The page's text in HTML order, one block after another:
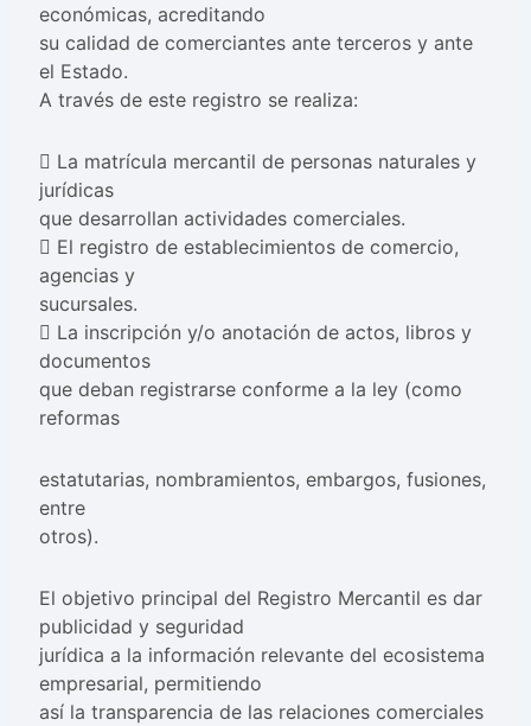
económicas, acreditando
su calidad de comerciantes ante terceros y ante
el Estado.
A través de este registro se realiza:
 La matrícula mercantil de personas naturales y
jurídicas
que desarrollan actividades comerciales.
 El registro de establecimientos de comercio,
agencias y
sucursales.
 La inscripción y/o anotación de actos, libros y
documentos
que deban registrarse conforme a la ley (como
reformas
estatutarias, nombramientos, embargos, fusiones,
entre
otros).
El objetivo principal del Registro Mercantil es dar
publicidad y seguridad
jurídica a la información relevante del ecosistema
empresarial, permitiendo
así la transparencia de las relaciones comerciales